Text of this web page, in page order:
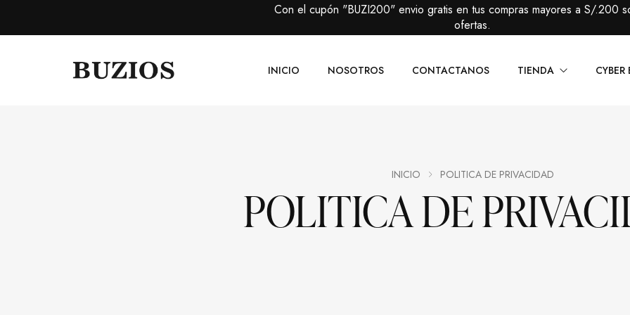
Con el cupón "BUZI200" envio gratis en tus compras mayores a S/.200
ofertas.
INICIO NOSOTROS CONTACTANOS TIENDA
Damas
POLITICA DE
INICIO POLITICA DE PRIVACIDAD